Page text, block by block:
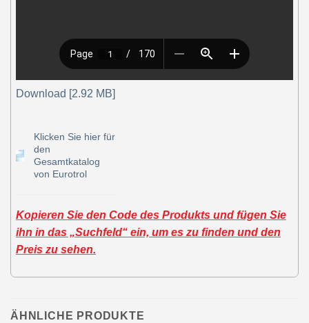
Download [2.92 MB]
Klicken Sie hier für
den
Gesamtkatalog
von Eurotrol
Kopieren Sie den Code des Produkts und fügen Sie
ihn in das „Suchfeld“ ein, um es zu finden und den
Preis zu sehen.
ÄHNLICHE PRODUKTE